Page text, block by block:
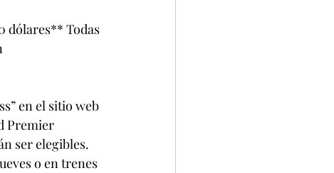
dólares** Todas
en el sitio web
Premier
ser elegibles.
o en trenes